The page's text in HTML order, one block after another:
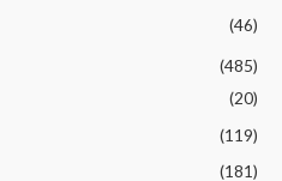
(46)
(485)
(20)
(119)
(181)